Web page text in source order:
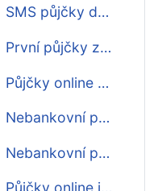
SMS půjčky do výplaty
První půjčky zdarma do výplaty
Půjčky online do výplaty
Nebankovní půjčky online do výplaty
Nebankovní půjčka online do výplaty